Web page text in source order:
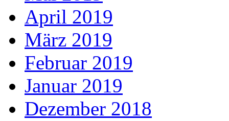
April 2019
März 2019
Februar 2019
Januar 2019
Dezember 2018